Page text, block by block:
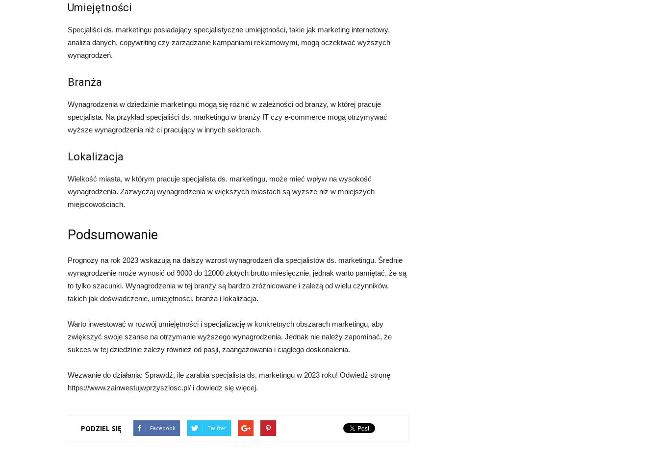
Umiejętności
Specjaliści ds. marketingu posiadający specjalistyczne umiejętności, takie jak marketing internetowy,
analiza danych, copywriting czy zarządzanie kampaniami reklamowymi, mogą oczekiwać wyższych
wynagrodzeń.
Branża
Wynagrodzenia w dziedzinie marketingu mogą się różnić w zależności od branży, w której pracuje
specjalista. Na przykład specjaliści ds. marketingu w branży IT czy e-commerce mogą otrzymywać
wyższe wynagrodzenia niż ci pracujący w innych sektorach.
Lokalizacja
Wielkość miasta, w którym pracuje specjalista ds. marketingu, może mieć wpływ na wysokość
wynagrodzenia. Zazwyczaj wynagrodzenia w większych miastach są wyższe niż w mniejszych
miejscowościach.
Podsumowanie
Prognozy na rok 2023 wskazują na dalszy wzrost wynagrodzeń dla specjalistów ds. marketingu. Średnie
wynagrodzenie może wynosić od 9000 do 12000 złotych brutto miesięcznie, jednak warto pamiętać, że są
to tylko szacunki. Wynagrodzenia w tej branży są bardzo zróżnicowane i zależą od wielu czynników,
takich jak doświadczenie, umiejętności, branża i lokalizacja.
Warto inwestować w rozwój umiejętności i specjalizację w konkretnych obszarach marketingu, aby
zwiększyć swoje szanse na otrzymanie wyższego wynagrodzenia. Jednak nie należy zapominać, że
sukces w tej dziedzinie zależy również od pasji, zaangażowania i ciągłego doskonalenia.
Wezwanie do działania: Sprawdź, ile zarabia specjalista ds. marketingu w 2023 roku! Odwiedź stronę
https://www.zainwestujwprzyszlosc.pl/ i dowiedz się więcej.
PODZIEL SIĘ Facebook Twitter